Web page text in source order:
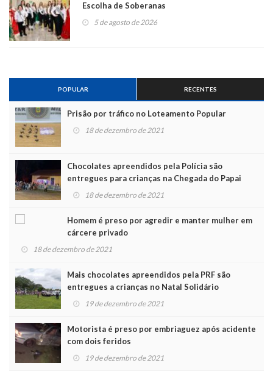
Escolha de Soberanas
5 de agosto de 2026
POPULAR RECENTES
Prisão por tráfico no Loteamento Popular
18 de dezembro de 2021
Chocolates apreendidos pela Polícia são
entregues para crianças na Chegada do Papai
Noel 18 de dezembro de 2021
Homem é preso por agredir e manter mulher em
cárcere privado
18 de dezembro de 2021
Mais chocolates apreendidos pela PRF são
entregues a crianças no Natal Solidário
19 de dezembro de 2021
Motorista é preso por embriaguez após acidente
com dois feridos
19 de dezembro de 2021